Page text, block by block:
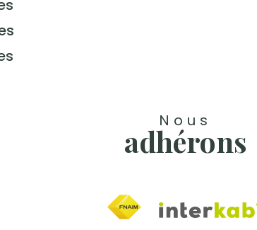
Nous
adhérons